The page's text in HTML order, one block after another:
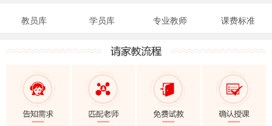
上海家教网女生家教安全必读！
上海家教网大学生做家教安全须知！
上海家教网家教试课规则 2020-1-18
上海家教网免责声明 2016-11-15
教员库 学员库 专业教师 课费标准